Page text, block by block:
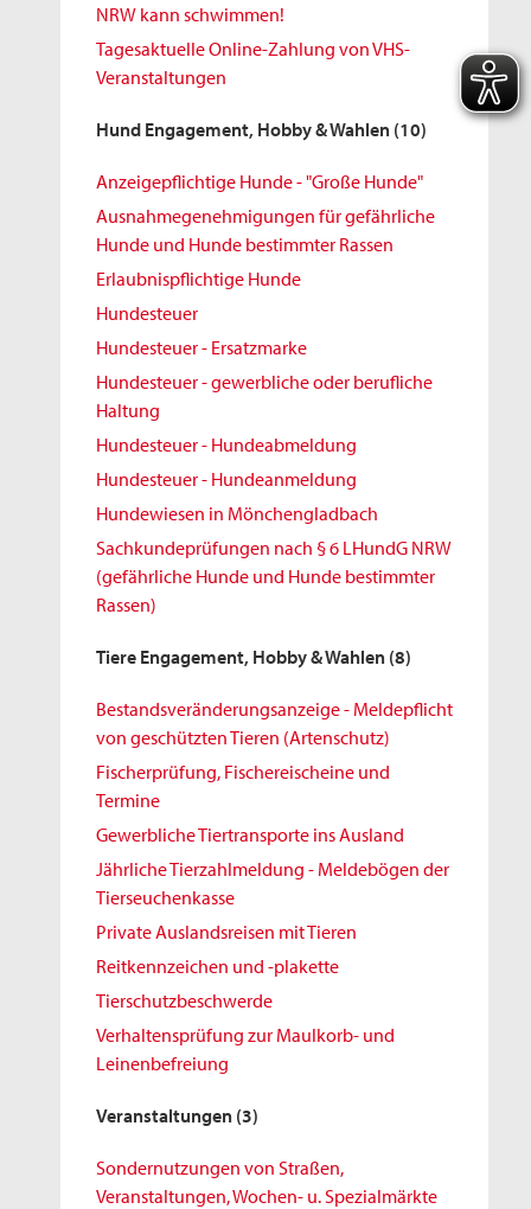
NRW kann schwimmen!
Tagesaktuelle Online-Zahlung von VHS-
Veranstaltungen
Hund Engagement, Hobby & Wahlen (10)
Anzeigepflichtige Hunde - "Große Hunde"
Ausnahmegenehmigungen für gefährliche
Hunde und Hunde bestimmter Rassen
Erlaubnispflichtige Hunde
Hundesteuer
Hundesteuer - Ersatzmarke
Hundesteuer - gewerbliche oder berufliche
Haltung
Hundesteuer - Hundeabmeldung
Hundesteuer - Hundeanmeldung
Hundewiesen in Mönchengladbach
Sachkundeprüfungen nach § 6 LHundG NRW
(gefährliche Hunde und Hunde bestimmter
Rassen)
Tiere Engagement, Hobby & Wahlen (8)
Bestandsveränderungsanzeige - Meldepflicht
von geschützten Tieren (Artenschutz)
Fischerprüfung, Fischereischeine und
Termine
Gewerbliche Tiertransporte ins Ausland
Jährliche Tierzahlmeldung - Meldebögen der
Tierseuchenkasse
Private Auslandsreisen mit Tieren
Reitkennzeichen und -plakette
Tierschutzbeschwerde
Verhaltensprüfung zur Maulkorb- und
Leinenbefreiung
Veranstaltungen (3)
Sondernutzungen von Straßen,
Veranstaltungen, Wochen- u. Spezialmärkte